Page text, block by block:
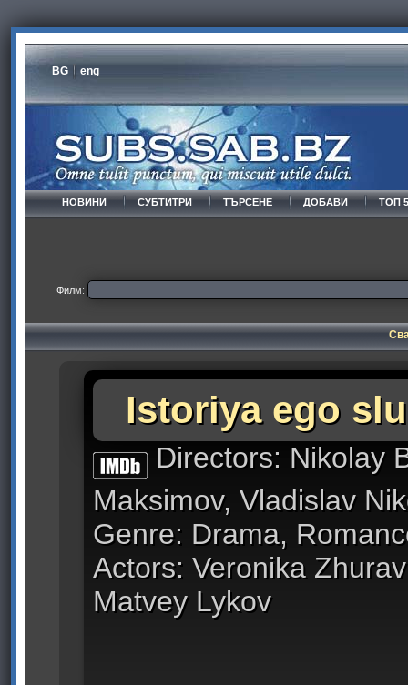
BG eng
НОВИНИ СУБТИТРИ ТЪРСЕНЕ ДОБАВИ ТОП
Филм:
Istoriya ego
Directors: Nikolay
Maksimov, Vladislav
Genre: Drama,
Actors: Veronika
Matvey Lykov